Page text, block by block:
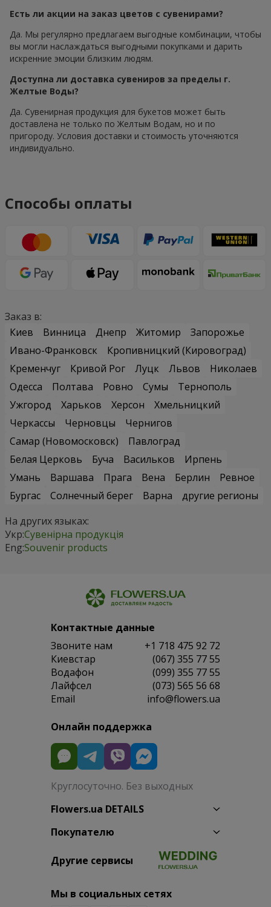
Есть ли акции на заказ цветов с сувенирами?
Да. Мы регулярно предлагаем выгодные комбинации, чтобы
вы могли наслаждаться выгодными покупками и дарить
искренние эмоции близким людям.
Доступна ли доставка сувениров за пределы г.
Желтые Воды?
Да. Сувенирная продукция для букетов может быть
доставлена не только по Желтым Водам, но и по
пригороду. Условия доставки и стоимость уточняются
индивидуально.
Способы оплаты
Заказ в:
Киев
Винница Днепр Житомир
Запорожье
Ивано-Франковск
Кропивницкий (Кировоград)
Кременчуг
Кривой Рог Луцк Львов
Николаев
Одесса
Полтава Ровно Сумы
Тернополь
Ужгород
Харьков Херсон
Хмельницкий
Черкассы
Черновцы
Чернигов
Самар (Новомосковск)
Павлоград
Белая Церковь
Буча Васильков
Ирпень
Умань
Варшава Прага Вена Берлин
Ревное
Бургас
Солнечный берег Варна
другие регионы
На других языках:
Укр:Сувенірна продукція
Eng:Souvenir products
Контактные данные
Звоните нам
+1 718 475 92 72
Киевстар
(067) 355 77 55
Водафон
(099) 355 77 55
Лайфсел
(073) 565 56 68
Email
info@flowers.ua
Онлайн поддержка
Круглосуточно. Без выходных
Flowers.ua DETAILS
Покупателю
Другие сервисы
Мы в социальных сетях